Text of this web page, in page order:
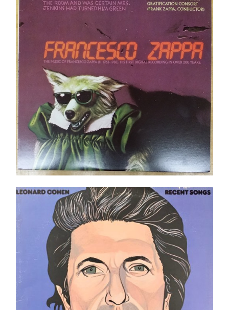
Ajouter au panier Détails
Leonard Cohen – Recent Songs LP
Ajouter au panier